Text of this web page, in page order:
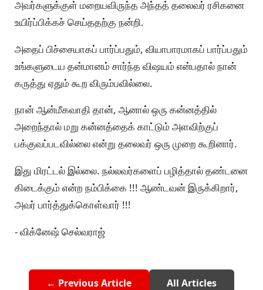
அவர்களுக்குள் மறையவிருந்த அந்தத் தலைவர் ரசிகனை
உயிர்ப்பிக்கச் செய்ததற்கு நன்றி.
அதைப் பிச்சையாகப் பார்ப்பதும், வியாபாரமாகப் பார்ப்பதும்
உங்களுடைய தன்மானம் சார்ந்த விஷயம் என்பதால் நான்
கருத்து ஏதும் கூற விரும்பவில்லை.
நான் ஆன்மீகவாதி தான், ஆனால் ஒரு கன்னத்தில்
அறைந்தால் மறு கன்னத்தைக் காட்டும் அளவிற்குப்
பக்குவப்படவில்லை என்று தலைவர் ஒரு முறை கூறினார்.
இது மிரட்டல் இல்லை. நல்லவர்களைப் பழித்தால் தண்டனை
கிடைக்கும் என்ற நம்பிக்கை !!! ஆண்டவன் இருக்கிறார்,
அவர் பார்த்துக்கொள்வார் !!!
- விக்னேஷ் செல்வராஜ்
← Previous Article All Articles